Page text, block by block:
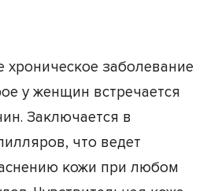
заболевание
у женщин встречается
Заключается в
что ведет
кожи при любом